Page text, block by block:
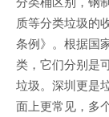
质等分类垃圾的
条例》。根据国
类，它们分别是
垃圾。深圳更是
面上更常见，多